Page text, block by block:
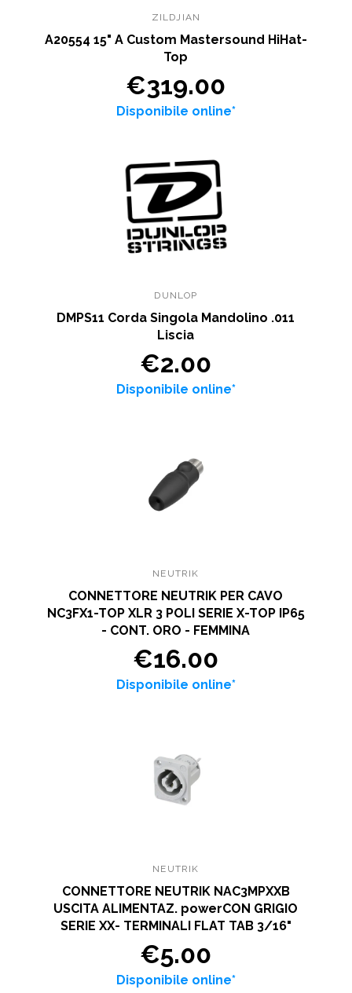
ZILDJIAN
A20554 15" A Custom Mastersound HiHat-
Top
€319.00
Disponibile online*
DUNLOP
DMPS11 Corda Singola Mandolino .011
Liscia
€2.00
Disponibile online*
NEUTRIK
CONNETTORE NEUTRIK PER CAVO
NC3FX1-TOP XLR 3 POLI SERIE X-TOP IP65
- CONT. ORO - FEMMINA
€16.00
Disponibile online*
NEUTRIK
CONNETTORE NEUTRIK NAC3MPXXB
USCITA ALIMENTAZ. powerCON GRIGIO
SERIE XX- TERMINALI FLAT TAB 3/16"
€5.00
Disponibile online*